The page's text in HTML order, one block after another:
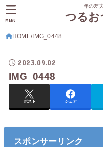
年の差
つる
MENU
HOME IMG_0448
2023.09.02
IMG_0448
ポスト シェア
スポンサーリンク